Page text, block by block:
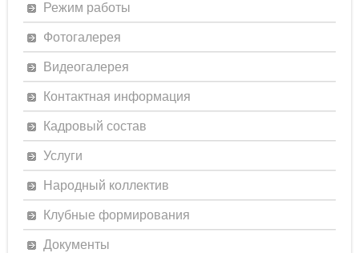
Режим работы
Фотогалерея
Видеогалерея
Контактная информация
Кадровый состав
Услуги
Народный коллектив
Клубные формирования
Документы